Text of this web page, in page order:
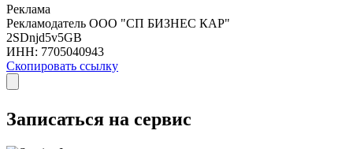
Реклама
Рекламодатель ООО "СП БИЗНЕС КАР"
2SDnjd5v5GB
ИНН: 7705040943
Скопировать ссылку
Записаться на сервис